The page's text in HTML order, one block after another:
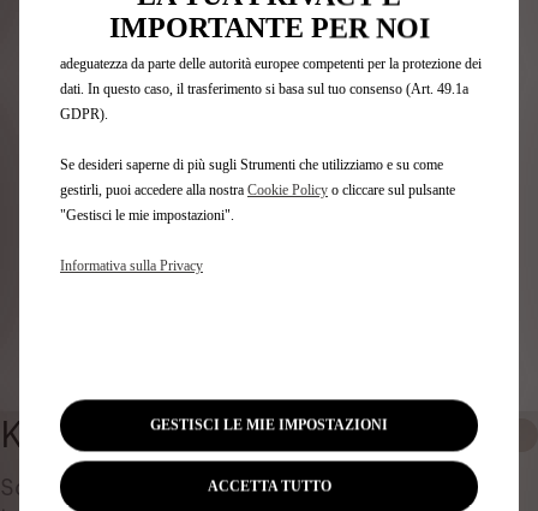
Scegli il metodo per riconoscere il tuo veicolo e inserisci
le informazioni necessarie per visualizzare gli accessori
compatibili.
Modello
VIN
KIT PULIZIA E CURA AUTO
Scopri tutti gli Accessori Autentici pensati per la
IMPORTANTE PER NOI
Europeo (SEE) che potrebbero non aver ancora ricevuto una decisione di
adeguatezza da parte delle autorità europee competenti per la protezione dei
dati. In questo caso, il trasferimento si basa sul tuo consenso (Art. 49.1a
GDPR).
Se desideri saperne di più sugli Strumenti che utilizziamo e su come
gestirli, puoi accedere alla nostra Cookie Policy o cliccare sul pulsante
"Gestisci le mie impostazioni".
Informativa sulla Privacy
GESTISCI LE MIE IMPOSTAZIONI
ACCETTA TUTTO